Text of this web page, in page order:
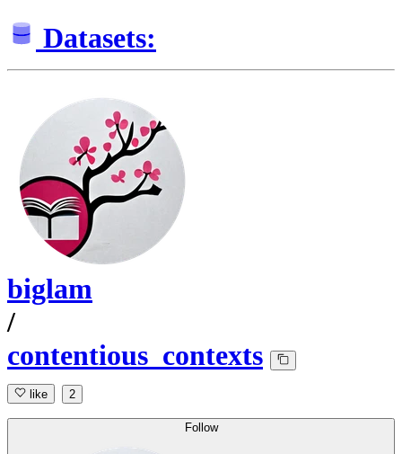
Datasets:
biglam
/
contentious_contexts
like 2
Follow